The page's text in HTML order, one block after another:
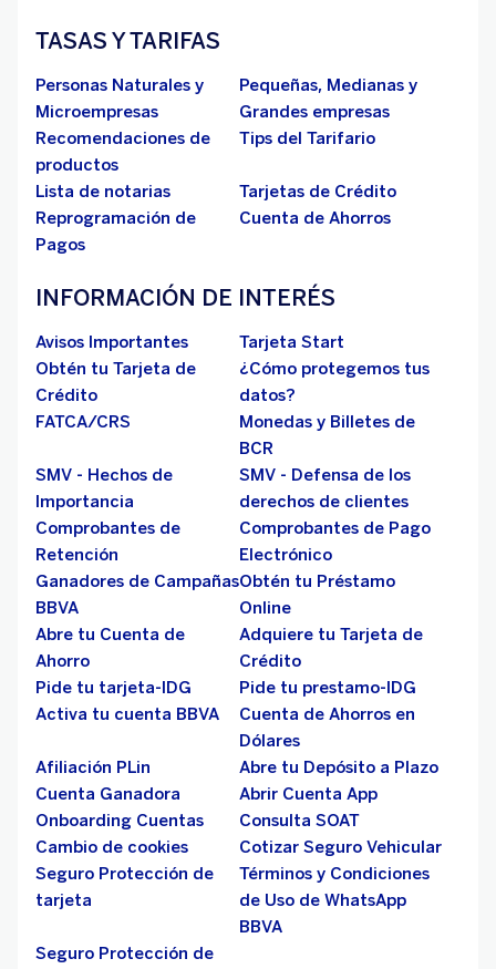
TASAS Y TARIFAS
Personas Naturales y
Microempresas
Pequeñas, Medianas y
Grandes empresas
Recomendaciones de
productos
Tips del Tarifario
Lista de notarias
Tarjetas de Crédito
Reprogramación de
Pagos
Cuenta de Ahorros
INFORMACIÓN DE INTERÉS
Avisos Importantes
Tarjeta Start
Obtén tu Tarjeta de
Crédito
¿Cómo protegemos tus
datos?
FATCA/CRS
Monedas y Billetes de
BCR
SMV - Hechos de
Importancia
SMV - Defensa de los
derechos de clientes
Comprobantes de
Retención
Comprobantes de Pago
Electrónico
Ganadores de Campañas
BBVA
Obtén tu Préstamo
Online
Abre tu Cuenta de
Ahorro
Adquiere tu Tarjeta de
Crédito
Pide tu tarjeta-IDG
Pide tu prestamo-IDG
Activa tu cuenta BBVA
Cuenta de Ahorros en
Dólares
Afiliación PLin
Abre tu Depósito a Plazo
Cuenta Ganadora
Abrir Cuenta App
Onboarding Cuentas
Consulta SOAT
Cambio de cookies
Cotizar Seguro Vehicular
Seguro Protección de
tarjeta
Términos y Condiciones
de Uso de WhatsApp
BBVA
Seguro Protección de